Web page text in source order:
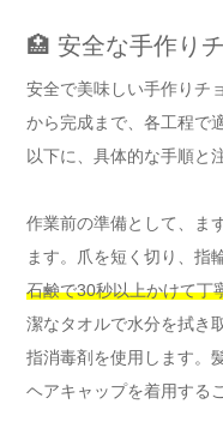
🏥 安全な手作り
安全で美味しい手作りチ
から完成まで、各工程で
以下に、具体的な手順と
作業前の準備として、ま
ます。爪を短く切り、指
石鹸で30秒以上かけて丁
潔なタオルで水分を拭き
指消毒剤を使用します。
ヘアキャップを着用する